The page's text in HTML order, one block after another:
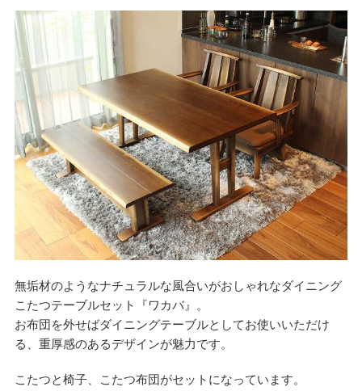
無垢材のようなナチュラルな風合いがおしゃれなダイニング
こたつテーブルセット『ワカバ』。
お布団を外せばダイニングテーブルとしてお使いいただけ
る、重厚感のあるデザインが魅力です。
こたつと椅子、こたつ布団がセットになっています。